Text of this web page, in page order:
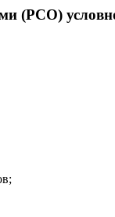
(РСО)